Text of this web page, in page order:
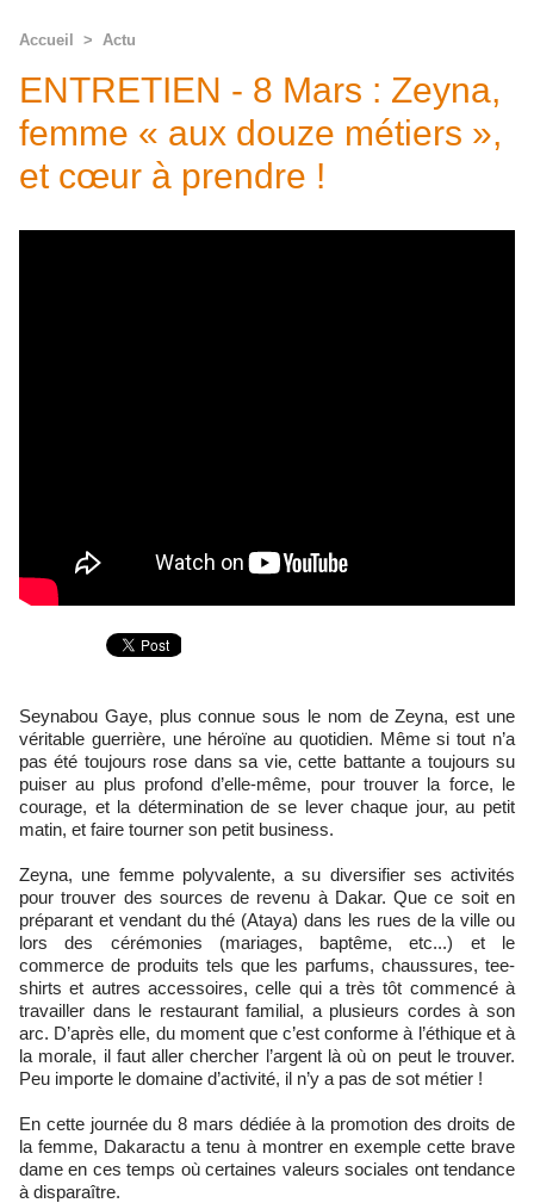
Accueil > Actu
ENTRETIEN - 8 Mars : Zeyna,
femme « aux douze métiers »,
et cœur à prendre !
Seynabou Gaye, plus connue sous le nom de Zeyna, est une
véritable guerrière, une héroïne au quotidien. Même si tout n’a
pas été toujours rose dans sa vie, cette battante a toujours su
puiser au plus profond d’elle-même, pour trouver la force, le
courage, et la détermination de se lever chaque jour, au petit
matin, et faire tourner son petit business.
Zeyna, une femme polyvalente, a su diversifier ses activités
pour trouver des sources de revenu à Dakar. Que ce soit en
préparant et vendant du thé (Ataya) dans les rues de la ville ou
lors des cérémonies (mariages, baptême, etc...) et le
commerce de produits tels que les parfums, chaussures, tee-
shirts et autres accessoires, celle qui a très tôt commencé à
travailler dans le restaurant familial, a plusieurs cordes à son
arc. D’après elle, du moment que c’est conforme à l’éthique et à
la morale, il faut aller chercher l’argent là où on peut le trouver.
Peu importe le domaine d’activité, il n’y a pas de sot métier !
En cette journée du 8 mars dédiée à la promotion des droits de
la femme, Dakaractu a tenu à montrer en exemple cette brave
dame en ces temps où certaines valeurs sociales ont tendance
à disparaître.